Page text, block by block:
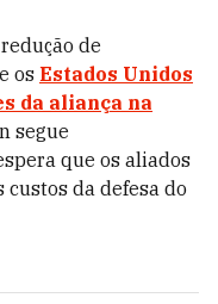
de
os Estados Unidos
da aliança na
segue
que os aliados
da defesa do